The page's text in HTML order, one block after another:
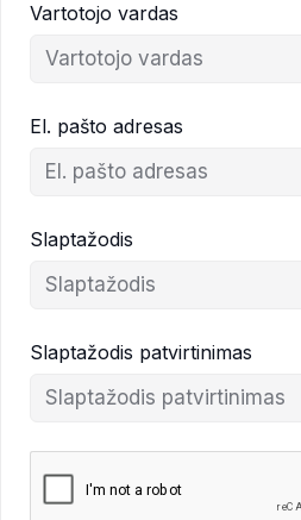
Vartotojo vardas
El. pašto adresas
Slaptažodis
Slaptažodis patvirtinimas